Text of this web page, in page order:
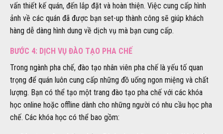
vấn thiết kế quán, đến lắp đặt và hoàn thiện. Việc cung cấp hình
ảnh về các quán đã được bạn set-up thành công sẽ giúp khách
hàng dễ dàng hình dung về dịch vụ mà bạn cung cấp.
BƯỚC 4: DỊCH VỤ ĐÀO TẠO PHA CHẾ
Trong ngành pha chế, đào tạo nhân viên pha chế là yếu tố quan
trọng để quán luôn cung cấp những đồ uống ngon miệng và chất
lượng. Bạn có thể tạo một trang đào tạo pha chế với các khóa
học online hoặc offline dành cho những người có nhu cầu học pha
chế. Các khóa học có thể bao gồm: